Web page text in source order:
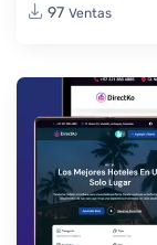
97 Ventas